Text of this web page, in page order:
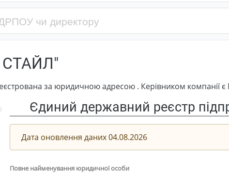
СТАЙЛ"
за юридичною адресою . Керівником компанії є
Єдиний державний реєстр
Дата оновлення даних 04.08.2026
Повне найменування юридичної особи